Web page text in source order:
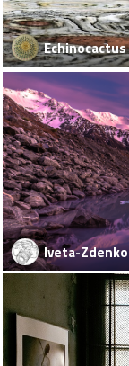
Echinocactus
Iveta-Zdenko